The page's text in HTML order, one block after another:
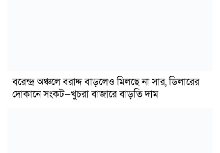
বরেন্দ্র অঞ্চলে বরাদ্দ বাড়লেও মিলছে না সার, ডিলারের
দোকানে সংকট—খুচরা বাজারে বাড়তি দাম